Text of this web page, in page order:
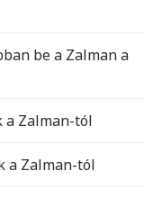
be a Zalman a
a Zalman-tól
a Zalman-tól